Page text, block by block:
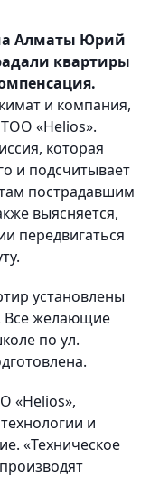
Алматы Юрий
квартиры
и компания,
«Helios».
которая
и подсчитывает
пострадавшим
выясняется,
передвигаться
установлены
Все желающие
по ул.
«Helios»,
и
«Техническое